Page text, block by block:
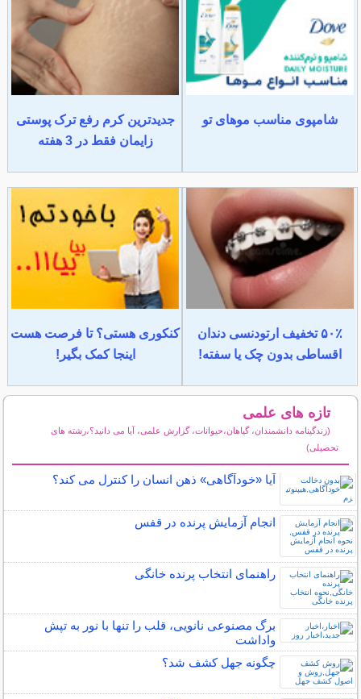
شامپوی مناسب موهای تو
جدیدترین کرم رفع ترک پوستی
زایمان فقط در 3 هفته
۵۰٪ تخفیف ارتودنسی دندان
اقساطی بدون چک یا سفته!
کنکوری هستی؟ تا فرصت هست
اینجا کمک بگیر!
تازه های علمی
(زندگینامه دانشمندان، گیاهان،حیوانات، گزارش علمی، آیا می دانید؟،رشته های
تحصیلی)
آیا «خودآگاهی» ذهن انسان را کنترل می کند؟
انجام آزمایش پرنده در قفس
راهنمای انتخاب پرنده خانگی
برگ مصنوعی نانویی، قلب را تنها با نور به تپش
واداشت
چگونه جهل کشف شد؟